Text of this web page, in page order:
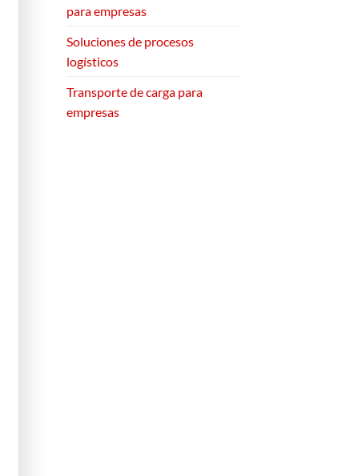
para empresas
Soluciones de procesos
logísticos
Transporte de carga para
empresas